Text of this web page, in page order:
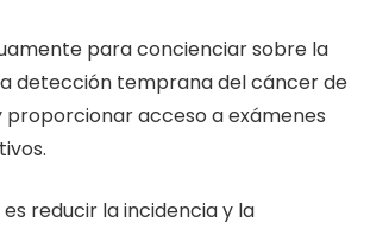
para concienciar sobre la
detección temprana del cáncer de
proporcionar acceso a exámenes
reducir la incidencia y la